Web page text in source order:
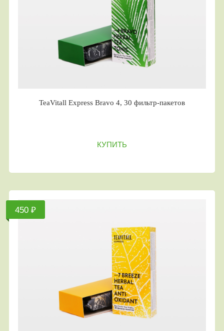
TeaVitall Express Bravo 4, 30 фильтр-пакетов
КУПИТЬ
450 ₽